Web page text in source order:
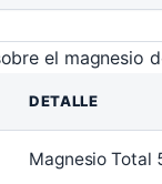
el magnesio
DETALLE
Magnesio Total